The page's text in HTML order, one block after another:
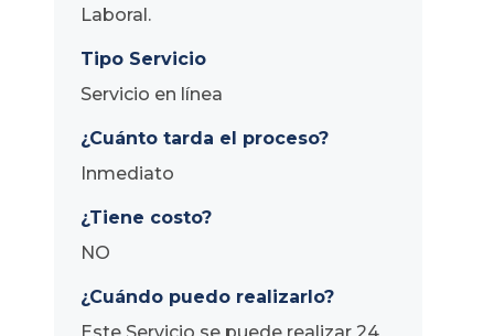
Laboral.
Tipo Servicio
Servicio en línea
¿Cuánto tarda el proceso?
Inmediato
¿Tiene costo?
NO
¿Cuándo puedo realizarlo?
Este Servicio se puede realizar 24